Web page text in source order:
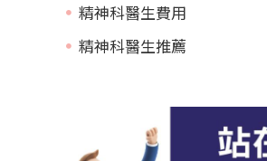
精神科醫生費用
精神科醫生推薦